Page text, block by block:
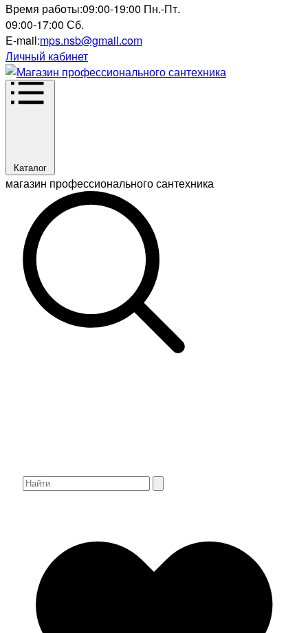
Время работы:09:00-19:00 Пн.-Пт.
09:00-17:00 Сб.
E-mail:mps.nsb@gmail.com
Личный кабинет
Каталог
магазин профессионального сантехника